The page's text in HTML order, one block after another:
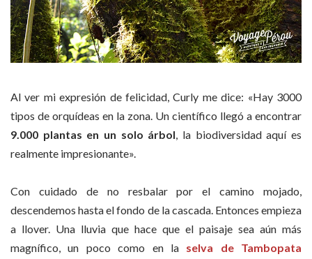
Al ver mi expresión de felicidad, Curly me dice: «Hay 3000
tipos de orquídeas en la zona. Un científico llegó a encontrar
9.000 plantas en un solo árbol, la biodiversidad aquí es
realmente impresionante».
Con cuidado de no resbalar por el camino mojado,
descendemos hasta el fondo de la cascada. Entonces empieza
a llover. Una lluvia que hace que el paisaje sea aún más
magnífico, un poco como en la selva de Tambopata